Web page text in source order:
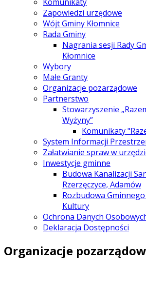
Zapowiedzi urzędowe
Wójt Gminy Kłomnice
Rada Gminy
Nagrania sesji Rady
Kłomnice
Wybory
Małe Granty
Organizacje pozarządowe
Partnerstwo
Stowarzyszenie
Wyżyny”
Komunikaty
System Informacji
Załatwianie spraw w
Inwestycje gminne
Budowa Kanalizacji
Rzerzęczyce, Adamów
Rozbudowa
Kultury
Ochrona Danych
Deklaracja Dostępności
Organizacje